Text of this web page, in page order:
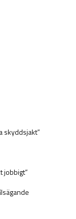
skyddsjakt”
jobbigt”